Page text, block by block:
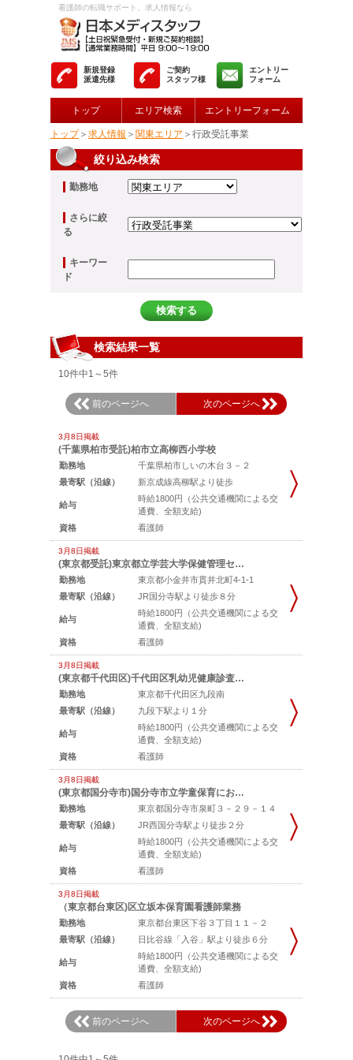
看護師の転職サポート、求人情報なら
新規登録
派遣先様
ご契約
スタッフ様
エントリー
フォーム
トップ エリア検索 エントリーフォーム
トップ＞ 求人情報 ＞ 関東エリア ＞行政受託事業
絞り込み検索
勤務地
さらに絞
る
キーワー
ド
検索結果一覧
10件中1～5件
前のページへ 次のページへ
3月8日掲載
(千葉県柏市受託)柏市立高柳西小学校
勤務地
千葉県柏市しいの木台３－２
最寄駅（沿線）
新京成線高柳駅より徒歩
給与
時給1800円（公共交通機関による交
通費、全額支給)
資格
看護師
3月8日掲載
(東京都受託)東京都立学芸大学保健管理セ…
勤務地
東京都小金井市貫井北町4-1-1
最寄駅（沿線）
JR国分寺駅より徒歩８分
給与
時給1800円（公共交通機関による交
通費、全額支給)
資格
看護師
3月8日掲載
(東京都千代田区)千代田区乳幼児健康診査…
勤務地
東京都千代田区九段南
最寄駅（沿線）
九段下駅より１分
給与
時給1800円（公共交通機関による交
通費、全額支給)
資格
看護師
3月8日掲載
(東京都国分寺市)国分寺市立学童保育にお…
勤務地
東京都国分寺市泉町３－２９－１４
最寄駅（沿線）
JR西国分寺駅より徒歩２分
給与
時給1800円（公共交通機関による交
通費、全額支給)
資格
看護師
3月8日掲載
（東京都台東区)区立坂本保育園看護師業務
勤務地
東京都台東区下谷３丁目１１－２
最寄駅（沿線）
日比谷線「入谷」駅より徒歩６分
給与
時給1800円（公共交通機関による交
通費、全額支給)
資格
看護師
前のページへ 次のページへ